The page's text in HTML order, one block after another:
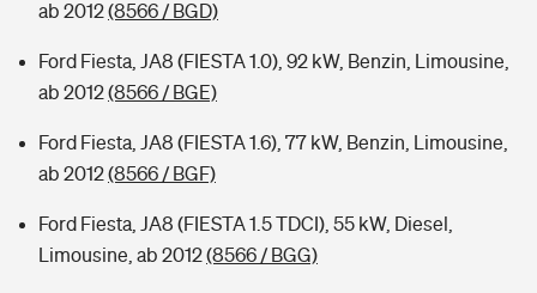
ab 2012(8566 / BGD)
Ford Fiesta, JA8 (FIESTA 1.0), 92 kW, Benzin, Limousine,
ab 2012(8566 / BGE)
Ford Fiesta, JA8 (FIESTA 1.6), 77 kW, Benzin, Limousine,
ab 2012(8566 / BGF)
Ford Fiesta, JA8 (FIESTA 1.5 TDCI), 55 kW, Diesel,
Limousine, ab 2012(8566 / BGG)